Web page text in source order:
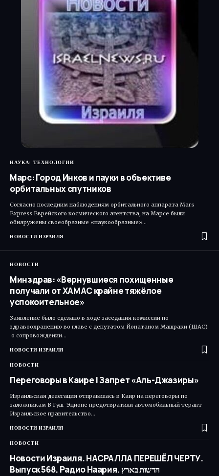
НАУКА ТЕХНОЛОГИИ
Марс: Город Инков и пауки в объективе
орбитальных спутников
Согласно последним наблюдениям орбитального аппарата Mars
Express Еврейского космического агентства, на Марсе были
обнаружены своеобразные «паукообразные»…
НОВОСТИ ИЗРАИЛЯ
НОВОСТИ
Минздрав: «Вернувшиеся похищенные
получали от ХАМАС крайне тяжёлое
успокоительное»
Заявление было сделано в ходе заседания комиссии по
здравоохранению во главе с депутатом Йонатаном Машраки (ШАС)​
о сопровождении…
НОВОСТИ ИЗРАИЛЯ
НОВОСТИ
Переговоры в Каире | Запрет «Аль-Джазиры»
Израильская делегация отправилась в Каир на переговоры по
заложникам В Гуш-Эционе предотвратили автомобильный теракт
Израильское правительство…
НОВОСТИ ИЗРАИЛЯ
НОВОСТИ
Новости Израиля. НАСРАЛЛА ПЕРЕШЁЛ ЧЕРТУ.
Выпуск 568. Радио Наария. חדשות בארץ